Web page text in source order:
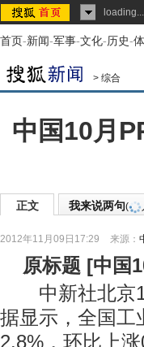
loading...
首页-新闻-军事-文化-历史-
> 综合
中国10月
正文 我来说两句(
2012年11月09日17:29 来源：
原标题 [中国
中新社北京11
据显示，全国工
2.8%，环比上